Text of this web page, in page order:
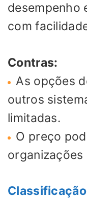
desempenho
com
Contras:
As opções
outros
limitadas.
O preço
organizações